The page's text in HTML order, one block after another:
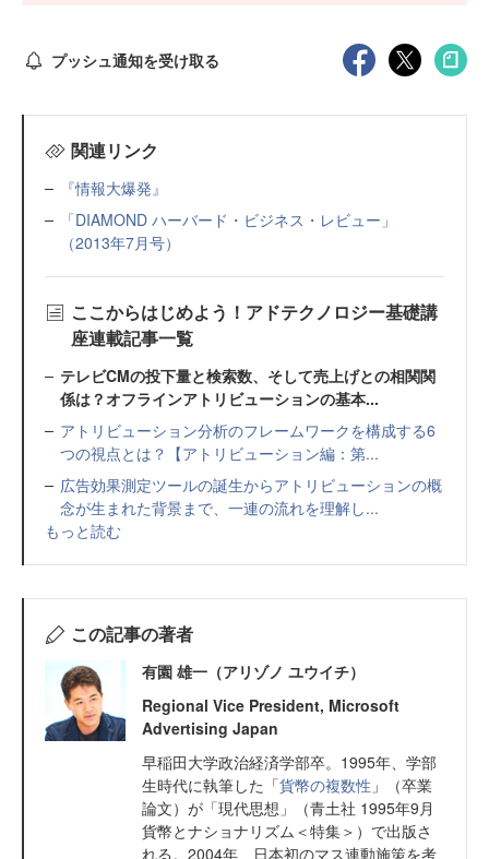
プッシュ通知を受け取る
関連リンク
『情報大爆発』
「DIAMOND ハーバード・ビジネス・レビュー」
（2013年7月号）
ここからはじめよう！アドテクノロジー基礎講
座連載記事一覧
テレビCMの投下量と検索数、そして売上げとの相関関
係は？オフラインアトリビューションの基本...
アトリビューション分析のフレームワークを構成する6
つの視点とは？【アトリビューション編：第...
広告効果測定ツールの誕生からアトリビューションの概
念が生まれた背景まで、一連の流れを理解し...
もっと読む
この記事の著者
有園 雄一（アリゾノ ユウイチ）
Regional Vice President, Microsoft
Advertising Japan
早稲田大学政治経済学部卒。1995年、学部
生時代に執筆した「貨幣の複数性 」（卒業
論文）が「現代思想」（青土社 1995年9月
貨幣とナショナリズム＜特集＞）で出版さ
れる。2004年、日本初のマス連動施策を考